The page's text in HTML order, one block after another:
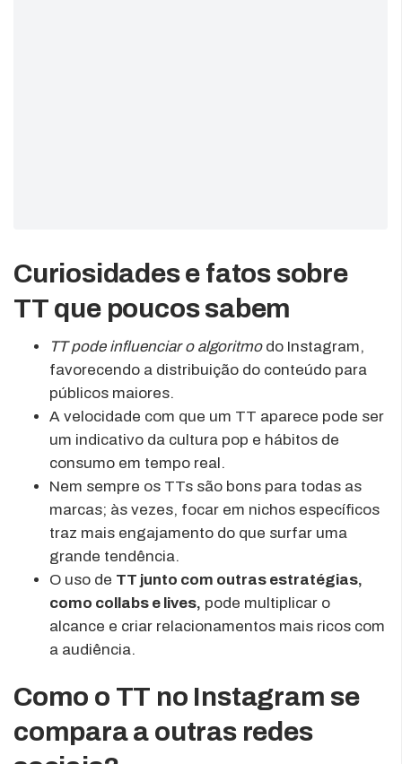
Curiosidades e fatos sobre
TT que poucos sabem
TT pode influenciar o algoritmodo Instagram,
favorecendo a distribuição do conteúdo para
públicos maiores.
A velocidade com que um TT aparece pode ser
um indicativo da cultura pop e hábitos de
consumo em tempo real.
Nem sempre os TTs são bons para todas as
marcas; às vezes, focar em nichos específicos
traz mais engajamento do que surfar uma
grande tendência.
O uso de TT junto com outras estratégias,
como collabs e lives, pode multiplicar o
alcance e criar relacionamentos mais ricos com
a audiência.
Como o TT no Instagram se
compara a outras redes